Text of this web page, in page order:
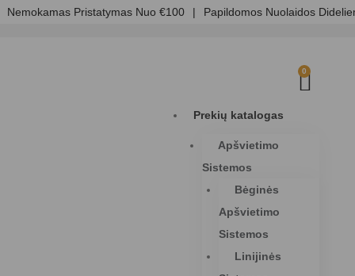
Pristatymas Nuo €100 | Papildomos Nuolaidos
0
Prekių katalogas
Apšvietimo
Sistemos
Bėginės
Apšvietimo
Sistemos
Linijinės